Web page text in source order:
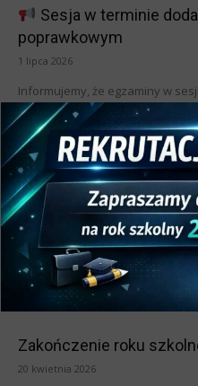
Sesja w terminie
poprawkowym
1 lipca 2026
Informujemy, że egzaminy w
poprawkowej odbędą się w
Sesja egzaminacyjna
2 czerwca 2026
Sesja egzaminacyjna odbędzie
czerwca. Szczegółowy
semestralnych dla
linkiem: Egzaminy semestralne |...
Zakończenie roku
20 kwietnia 2026